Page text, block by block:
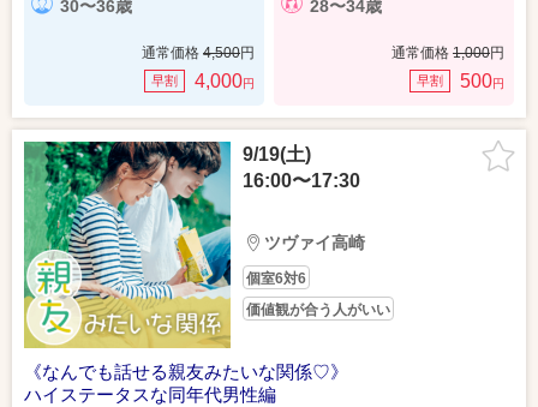
30〜36歳
通常価格 4,500円
早割 4,000円
28〜34歳
通常価格 1,000円
早割 500円
9/19(土)
16:00〜17:30
ツヴァイ高崎
個室6対6
価値観が合う人がいい
《なんでも話せる親友みたいな関係♡》
ハイステータスな同年代男性編